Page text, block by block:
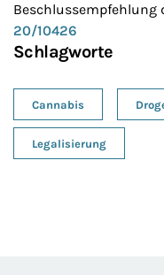
Beschlussempfehlung
20/10426
Schlagworte
Cannabis
Legalisierung